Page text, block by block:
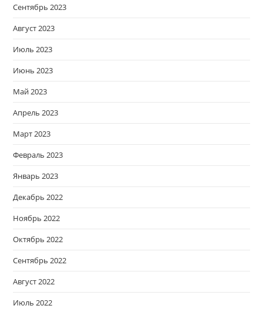
Сентябрь 2023
Август 2023
Июль 2023
Июнь 2023
Май 2023
Апрель 2023
Март 2023
Февраль 2023
Январь 2023
Декабрь 2022
Ноябрь 2022
Октябрь 2022
Сентябрь 2022
Август 2022
Июль 2022